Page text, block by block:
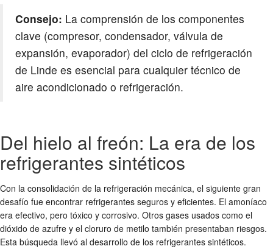
Consejo: La comprensión de los componentes
clave (compresor, condensador, válvula de
expansión, evaporador) del ciclo de refrigeración
de Linde es esencial para cualquier técnico de
aire acondicionado o refrigeración.
Del hielo al freón: La era de los
refrigerantes sintéticos
Con la consolidación de la refrigeración mecánica, el siguiente gran
desafío fue encontrar refrigerantes seguros y eficientes. El amoníaco
era efectivo, pero tóxico y corrosivo. Otros gases usados como el
dióxido de azufre y el cloruro de metilo también presentaban riesgos.
Esta búsqueda llevó al desarrollo de los refrigerantes sintéticos.